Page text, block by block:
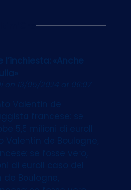
«Anche
on 13/05/2024 at 06:07
Valentin de
francese: se
5,5 milioni di euroIl
Valentin de Boulogne,
se fosse vero,
di euroIl caso del
Boulogne,